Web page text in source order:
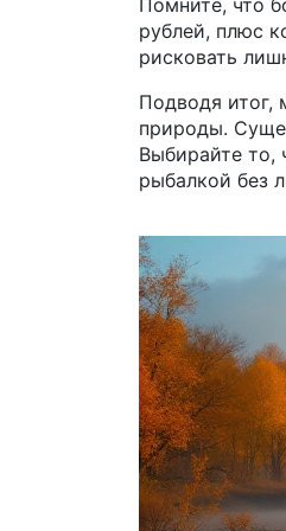
Помните, что
рублей, плюс
рисковать
Подводя итог,
природы.
Выбирайте то,
рыбалкой без